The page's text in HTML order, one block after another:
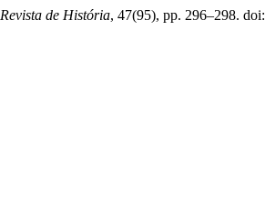
Revista de História, 47(95), pp. 296–298. doi: